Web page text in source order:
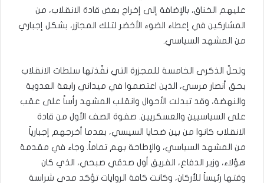
عليهم الخناق، بالإضافة إلى إخراج بعض قادة الانقلاب، من
المشاركين في إعطاء الضوء الأخضر لتلك المجازر، بشكل إجباري
من المشهد السياسي.
وتحلّ الذكرى الخامسة للمجزرة التي نفّذتها سلطات الانقلاب
بحق أنصار مرسي، الذين اعتصموا في ميداني رابعة العدوية
والنهضة، وقد تبدلت الأحوال وانقلب المشهد رأساً على عقب
على السياسيين والعسكريين. صفوة الصف الأول من قادة
الانقلاب كانوا من بين ضحايا السيسي، بعدما أخرجهم إجبارياً
من المشهد السياسي، والإطاحة بهم تماماً. وجاء في مقدمة
هؤلاء، وزير الدفاع، الفريق أول صدقي صبحي، الذي كان
وقتها رئيساً للأركان، وكانت كافة الروايات تؤكد مدى شراسة